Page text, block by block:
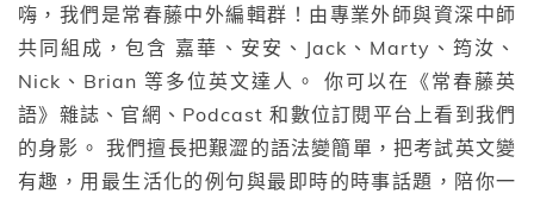
嗨，我們是常春藤中外編輯群！由專業外師與資深中師
共同組成，包含 嘉華、安安、Jack、Marty、筠汝、
Nick、Brian 等多位英文達人。 你可以在《常春藤英
語》雜誌、官網、Podcast 和數位訂閱平台上看到我們
的身影。 我們擅長把艱澀的語法變簡單，把考試英文變
有趣，用最生活化的例句與最即時的時事話題，陪你一